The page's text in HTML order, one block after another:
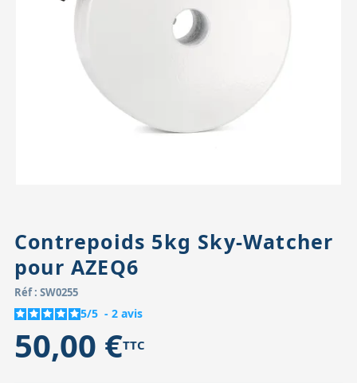
Accessoires pour montures
Contrepoids 5kg Sky-Watcher
pour AZEQ6
Réf : SW0255
5/5 - 2 avis
50,00 €TTC